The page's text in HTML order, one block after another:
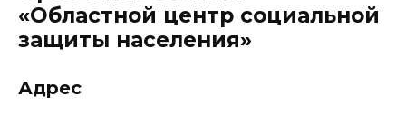
«Областной центр социальной
защиты населения»
Адрес